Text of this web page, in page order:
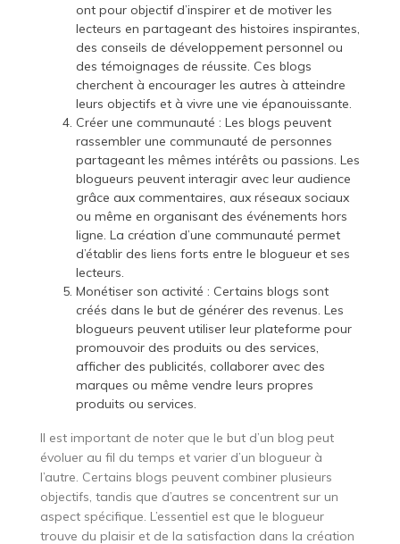
ont pour objectif d’inspirer et de motiver les
lecteurs en partageant des histoires inspirantes,
des conseils de développement personnel ou
des témoignages de réussite. Ces blogs
cherchent à encourager les autres à atteindre
leurs objectifs et à vivre une vie épanouissante.
Créer une communauté : Les blogs peuvent
rassembler une communauté de personnes
partageant les mêmes intérêts ou passions. Les
blogueurs peuvent interagir avec leur audience
grâce aux commentaires, aux réseaux sociaux
ou même en organisant des événements hors
ligne. La création d’une communauté permet
d’établir des liens forts entre le blogueur et ses
lecteurs.
Monétiser son activité : Certains blogs sont
créés dans le but de générer des revenus. Les
blogueurs peuvent utiliser leur plateforme pour
promouvoir des produits ou des services,
afficher des publicités, collaborer avec des
marques ou même vendre leurs propres
produits ou services.
Il est important de noter que le but d’un blog peut
évoluer au fil du temps et varier d’un blogueur à
l’autre. Certains blogs peuvent combiner plusieurs
objectifs, tandis que d’autres se concentrent sur un
aspect spécifique. L’essentiel est que le blogueur
trouve du plaisir et de la satisfaction dans la création